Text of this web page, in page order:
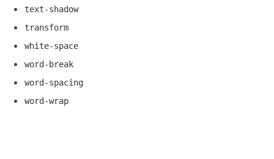
text-shadow
transform
white-space
word-break
word-spacing
word-wrap